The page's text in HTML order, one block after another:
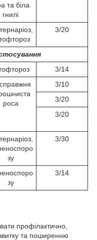
та біла
гнилі
3/20
3/14
роса
3/10
3/20
3/20
зу
3/30
зу
3/14
профілактично,
та поширенню